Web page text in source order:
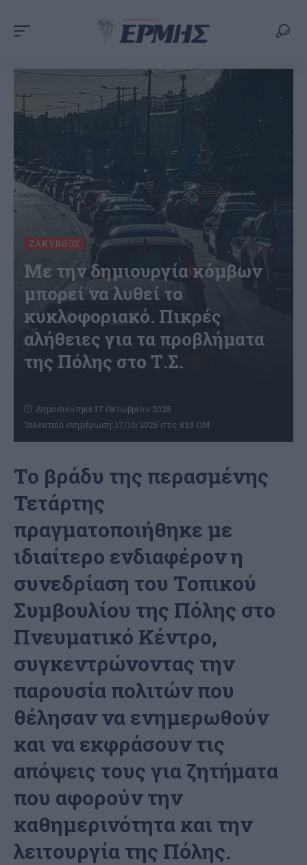
ΖΆΚΥΝΘΟΣ
Με την δημιουργία κόμβων
μπορεί να λυθεί το
κυκλοφοριακό. Πικρές
αλήθειες για τα προβλήματα
της Πόλης στο Τ.Σ.
Τελευταία ενημέρωση: 17/10/2025 στις 8:19 ΠΜ
Δημοσιεύτηκε 17 Οκτωβρίου 2025
Το βράδυ της περασμένης
Τετάρτης
πραγματοποιήθηκε με
ιδιαίτερο ενδιαφέρον η
συνεδρίαση του Τοπικού
Συμβουλίου της Πόλης στο
Πνευματικό Κέντρο,
συγκεντρώνοντας την
παρουσία πολιτών που
θέλησαν να ενημερωθούν
και να εκφράσουν τις
απόψεις τους για ζητήματα
που αφορούν την
καθημερινότητα και την
λειτουργία της Πόλης.